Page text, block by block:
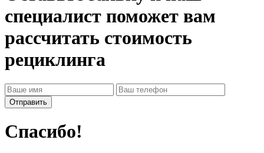
специалист поможет вам
рассчитать стоимость
рециклинга
Спасибо!